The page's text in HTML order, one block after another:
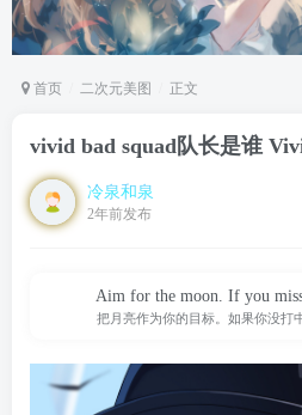
首页 二次元美图 正文
vivid bad squad队长是谁
冷泉和泉
2年前发布
Aim for the moon. If you
把月亮作为你的目标。如果你没打